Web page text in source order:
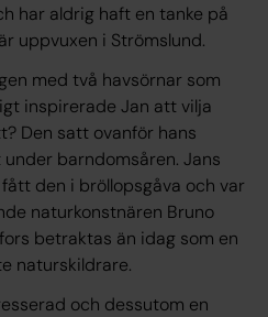
har aldrig haft en tanke på
uppvuxen i Strömslund.
med två havsörnar som
inspirerade Jan att vilja
Den satt ovanför hans
barndomsåren. Jans
den i bröllopsgåva och var
naturkonstnären Bruno
betraktas än idag som en
naturskildrare.
och dessutom en